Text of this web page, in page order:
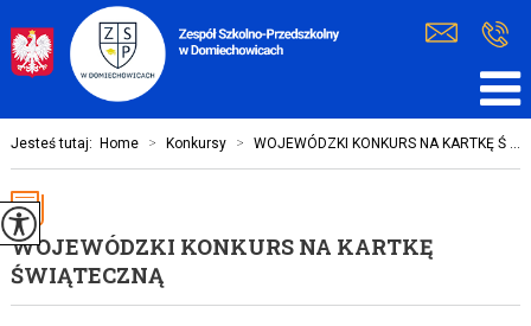
Jesteś tutaj: Home > Konkursy > WOJEWÓDZKI KONKURS NA KARTKĘ Ś ...
WOJEWÓDZKI KONKURS NA KARTKĘ
ŚWIĄTECZNĄ